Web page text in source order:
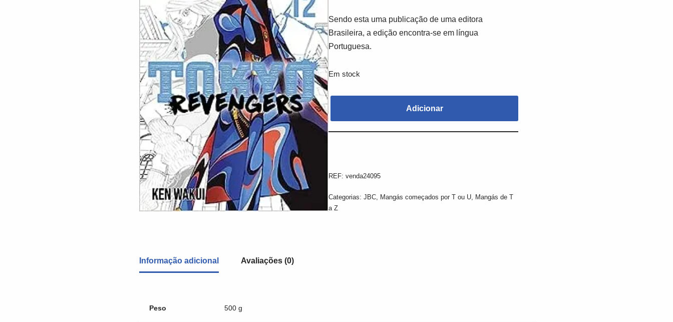
Sendo esta uma publicação de uma editora
Brasileira, a edição encontra-se em língua
Portuguesa.
Em stock
Adicionar
REF:venda24095
Categorias:JBC, Mangás começados por T ou U, Mangás de T
a Z
Informação adicional Avaliações (0)
Peso 500 g